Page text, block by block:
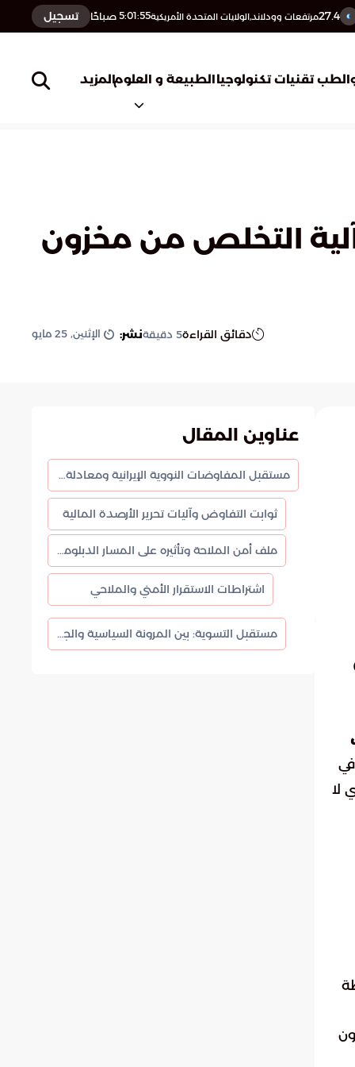
27.4مرتفعات وودلاند,الولايات المتحدة الأمريكية5:01:56 صباحًا تسجيل
تقنيات تكنولوجياالطبيعة و العلومالمزيد
التخلص من مخزون
دقائق القراءة5 دقيقةنشر: الإثنين, 25 مايو
لا
عناوين المقال
مستقبل المفاوضات النووية الإيرانية ومعادلة تخفيف العقوبات الدولية
ثوابت التفاوض وآليات تحرير الأرصدة المالية
ملف أمن الملاحة وتأثيره على المسار الدبلوماسي
اشتراطات الاستقرار الأمني والملاحي
مستقبل التسوية: بين المرونة السياسية والجمود التقني